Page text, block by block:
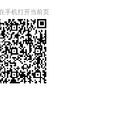
手机打开当前页